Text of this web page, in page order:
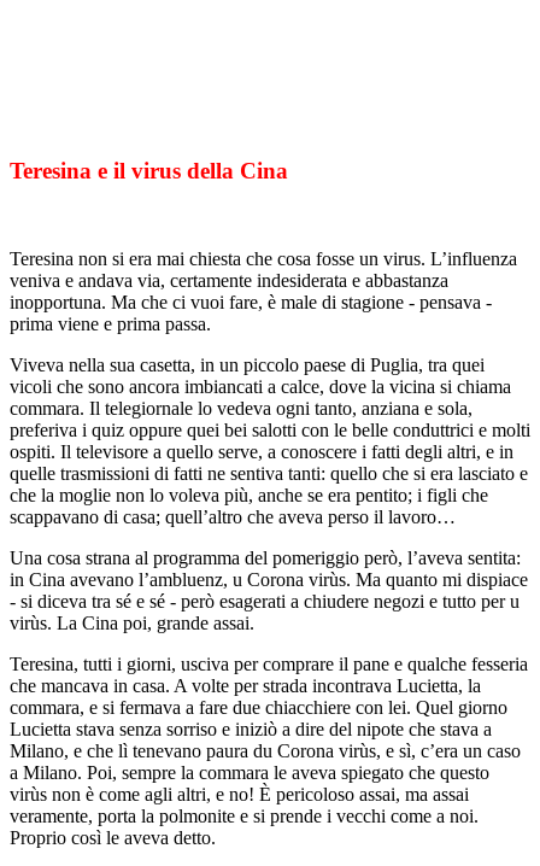
Teresina e il virus della Cina
Teresina non si era mai chiesta che cosa fosse un virus. L’influenza
veniva e andava via, certamente indesiderata e abbastanza
inopportuna. Ma che ci vuoi fare, è male di stagione - pensava -
prima viene e prima passa.
Viveva nella sua casetta, in un piccolo paese di Puglia, tra quei
vicoli che sono ancora imbiancati a calce, dove la vicina si chiama
commara. Il telegiornale lo vedeva ogni tanto, anziana e sola,
preferiva i quiz oppure quei bei salotti con le belle conduttrici e molti
ospiti. Il televisore a quello serve, a conoscere i fatti degli altri, e in
quelle trasmissioni di fatti ne sentiva tanti: quello che si era lasciato e
che la moglie non lo voleva più, anche se era pentito; i figli che
scappavano di casa; quell’altro che aveva perso il lavoro…
Una cosa strana al programma del pomeriggio però, l’aveva sentita:
in Cina avevano l’ambluenz, u Corona virùs. Ma quanto mi dispiace
- si diceva tra sé e sé - però esagerati a chiudere negozi e tutto per u
virùs. La Cina poi, grande assai.
Teresina, tutti i giorni, usciva per comprare il pane e qualche fesseria
che mancava in casa. A volte per strada incontrava Lucietta, la
commara, e si fermava a fare due chiacchiere con lei. Quel giorno
Lucietta stava senza sorriso e iniziò a dire del nipote che stava a
Milano, e che lì tenevano paura du Corona virùs, e sì, c’era un caso
a Milano. Poi, sempre la commara le aveva spiegato che questo
virùs non è come agli altri, e no! È pericoloso assai, ma assai
veramente, porta la polmonite e si prende i vecchi come a noi.
Proprio così le aveva detto.